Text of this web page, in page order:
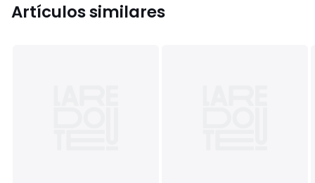
Artículos similares